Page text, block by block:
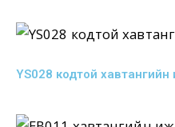
YS028 кодтой хавтангийн